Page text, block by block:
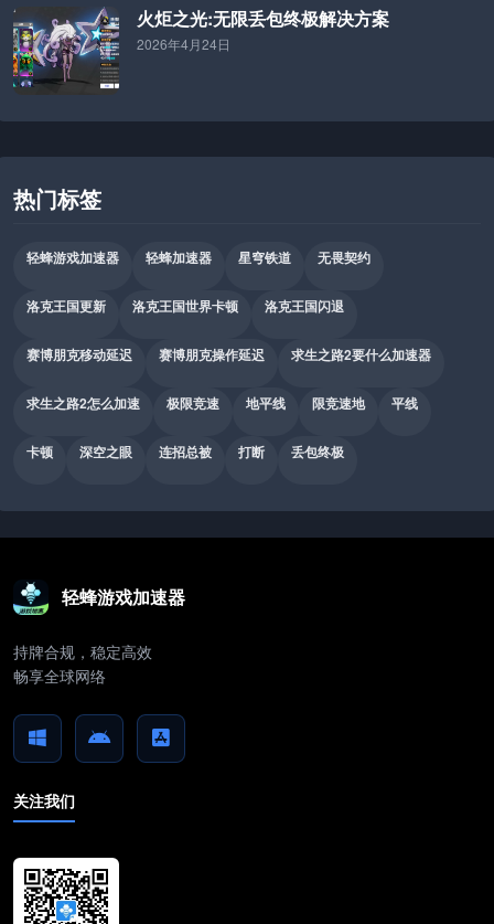
火炬之光:无限丢包终极解决方案
2026年4月24日
热门标签
轻蜂游戏加速器 轻蜂加速器 星穹铁道 无畏契约
洛克王国更新 洛克王国世界卡顿 洛克王国闪退
赛博朋克移动延迟 赛博朋克操作延迟 求生之路2要什么加速器
求生之路2怎么加速 极限竞速 地平线 限竞速地 平线
卡顿 深空之眼 连招总被 打断 丢包终极
轻蜂游戏加速器
持牌合规，稳定高效
畅享全球网络
关注我们